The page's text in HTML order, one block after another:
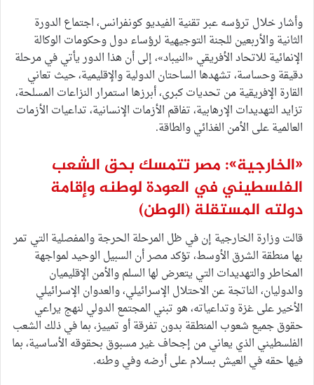
وأشار خلال ترؤسه عبر تقنية الفيديو كونفرانس، اجتماع الدورة
الثانية والأربعين للجنة التوجيهية لرؤساء دول وحكومات الوكالة
الإنمائية للاتحاد الأفريقي «النيباد»، إلى أن هذا الدور يأتي في مرحلة
دقيقة وحساسة، تشهدها الساحتان الدولية والإقليمية، حيث تعاني
القارة الإفريقية من تحديات كبرى، أبرزها استمرار النزاعات المسلحة،
تزايد التهديدات الإرهابية، تفاقم الأزمات الإنسانية، تداعيات الأزمات
العالمية على الأمن الغذائي والطاقة.
«الخارجية»: مصر تتمسك بحق الشعب
الفلسطيني في العودة لوطنه وإقامة
دولته المستقلة(الوطن)
قالت وزارة الخارجية إن في ظل المرحلة الحرجة والمفصلية التي تمر
بها منطقة الشرق الأوسط، تؤكد مصر أن السبيل الوحيد لمواجهة
المخاطر والتهديدات التي يتعرض لها السلم والأمن الإقليميان
والدوليان، الناتجة عن الاحتلال الإسرائيلي، والعدوان الإسرائيلي
الأخير على غزة وتداعياته، هو تبني المجتمع الدولي لنهج يراعي
حقوق جميع شعوب المنطقة بدون تفرقة أو تمييز، بما في ذلك الشعب
الفلسطيني الذي يعاني من إجحاف غير مسبوق بحقوقه الأساسية، بما
فيها حقه في العيش بسلام على أرضه وفي وطنه.